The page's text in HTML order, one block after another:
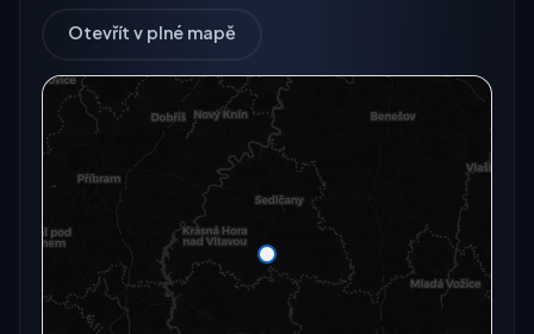
Otevřít v plné mapě
Radarový snímek momentálně není dostupný.
Otevřít v plné mapě
Zkusit znovu
Otevřít v plné mapě →